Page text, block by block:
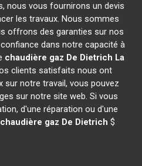
nous vous fournirons un devis
les travaux. Nous sommes
offrons des garanties sur nos
dans notre capacité à
chaudière gaz De Dietrich La
clients satisfaits nous ont
sur notre travail, vous pouvez
sur notre site web. Si vous
d'une réparation ou d'une
chaudière gaz De Dietrich $